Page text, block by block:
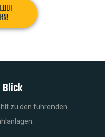
zu den führenden